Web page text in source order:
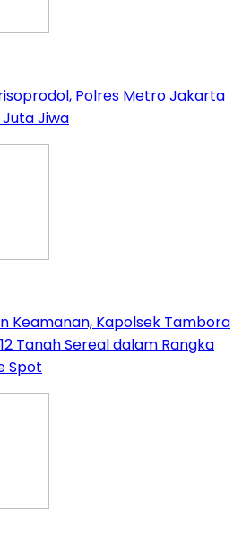
Polres Metro Jakarta
Jiwa
Keamanan, Kapolsek Tambora
Tanah Sereal dalam Rangka
Spot